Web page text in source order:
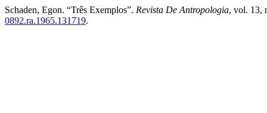
Schaden, Egon. “Três Exemplos”. Revista De Antropologia, vol. 13,
0892.ra.1965.131719.